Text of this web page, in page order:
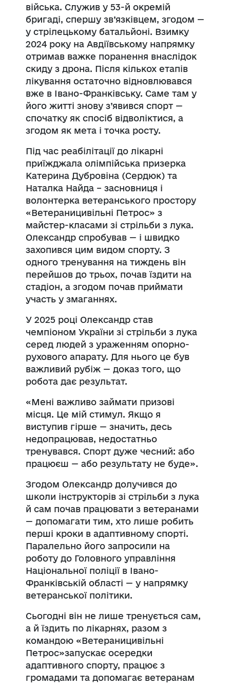
війська. Служив у 53-й окремій
бригаді, спершу зв’язківцем, згодом —
у стрілецькому батальйоні. Взимку
2024 року на Авдіївському напрямку
отримав важке поранення внаслідок
скиду з дрона. Після кількох етапів
лікування остаточно відновлювався
вже в Івано-Франківську. Саме там у
його житті знову з’явився спорт —
спочатку як спосіб відволіктися, а
згодом як мета і точка росту.
Під час реабілітації до лікарні
приїжджала олімпійська призерка
Катерина Дубровіна (Сердюк) та
Наталка Найда – засновниця і
волонтерка ветеранського простору
«Ветераницивільні Петрос» з
майстер-класами зі стрільби з лука.
Олександр спробував — і швидко
захопився цим видом спорту. З
одного тренування на тиждень він
перейшов до трьох, почав їздити на
стадіон, а згодом почав приймати
участь у змаганнях.
У 2025 році Олександр став
чемпіоном України зі стрільби з лука
серед людей з ураженням опорно-
рухового апарату. Для нього це був
важливий рубіж — доказ того, що
робота дає результат.
«Мені важливо займати призові
місця. Це мій стимул. Якщо я
виступив гірше — значить, десь
недопрацював, недостатньо
тренувався. Спорт дуже чесний: або
працюєш — або результату не буде».
Згодом Олександр долучився до
школи інструкторів зі стрільби з лука
й сам почав працювати з ветеранами
— допомагати тим, хто лише робить
перші кроки в адаптивному спорті.
Паралельно його запросили на
роботу до Головного управління
Національної поліції в Івано-
Франківській області — у напрямку
ветеранської політики.
Сьогодні він не лише тренується сам,
а й їздить по лікарнях, разом з
командою «Ветераницивільні
Петрос»запускає осередки
адаптивного спорту, працює з
громадами та допомагає ветеранам